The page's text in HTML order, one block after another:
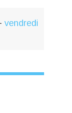
-vendredi